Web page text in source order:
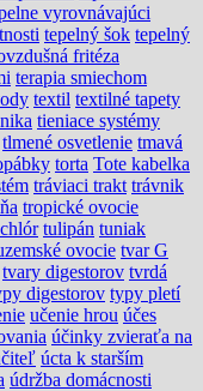
vyrovnávajúci
tepelný šok tepelný
fritéza
terapia smiechom
textil textilné tapety
tieniace systémy
tlmené osvetlenie tmavá
torta Tote kabelka
tráviaci trakt trávnik
tropické ovocie
tulipán tuniak
ovocie tvar G
tvary digestorov tvrdá
digestorov typy pletí
učenie hrou účes
účinky zvieraťa na
úcta k starším
údržba domácnosti